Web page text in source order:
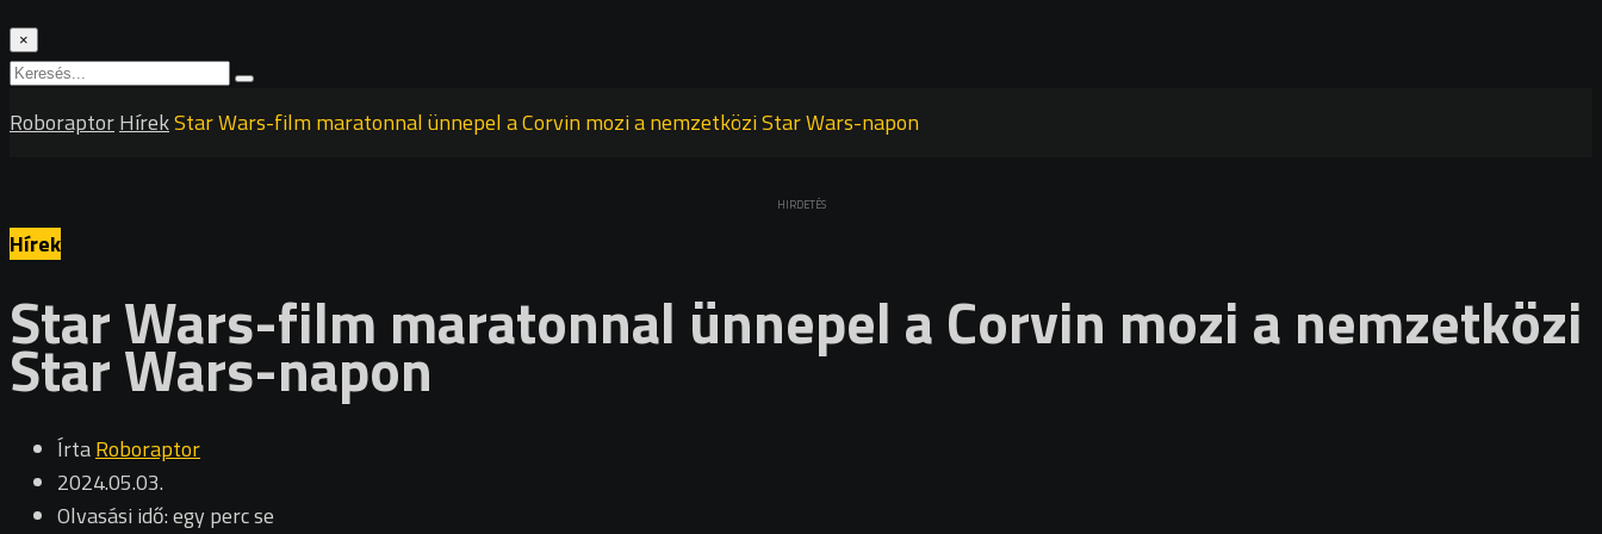
×
RoboraptorHírekStar Wars-film maratonnal ünnepel a Corvin mozi a nemzetközi Star Wars-napon
HIRDETÉS
Hírek
Star Wars-film maratonnal ünnepel a Corvin mozi a nemzetközi
Star Wars-napon
ÍrtaRoboraptor
2024.05.03.
Olvasási idő: egy perc se